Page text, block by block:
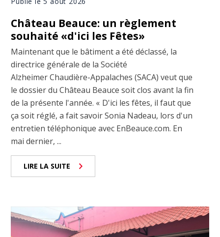
Château Beauce: un règlement
souhaité «d'ici les Fêtes»
Maintenant que le bâtiment a été déclassé, la
directrice générale de la Société
Alzheimer Chaudière-Appalaches (SACA) veut que
le dossier du Château Beauce soit clos avant la fin
de la présente l'année. « D'ici les fêtes, il faut que
ça soit réglé, a fait savoir Sonia Nadeau, lors d'un
entretien téléphonique avec EnBeauce.com. En
mai dernier, ...
LIRE LA SUITE